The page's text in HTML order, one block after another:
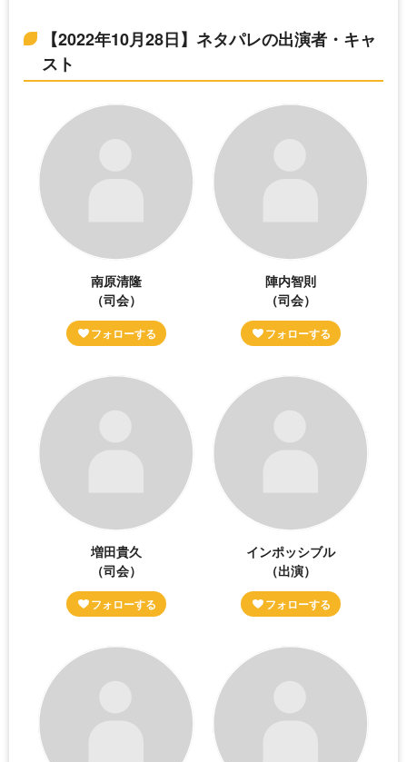
【2022年10月28日】ネタパレの出演者・キャ
スト
南原清隆
（司会）
陣内智則
（司会）
増田貴久
（司会）
インポッシブル
（出演）